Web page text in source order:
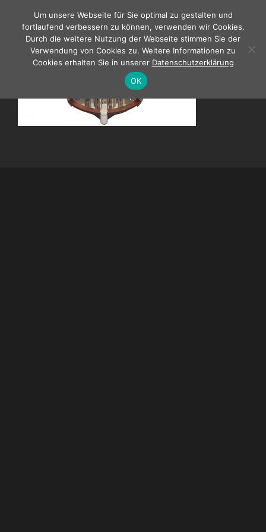
springen
Um unsere Webseite für Sie optimal zu gestalten und
fortlaufend verbessern zu können, verwenden wir Cookies.
Durch die weitere Nutzung der Webseite stimmen Sie der
Verwendung von Cookies zu. Weitere Informationen zu
Cookies erhalten Sie in unserer Datenschutzerklärung
OK